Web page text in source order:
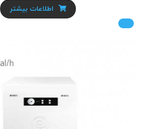
اطلاعات بیشتر